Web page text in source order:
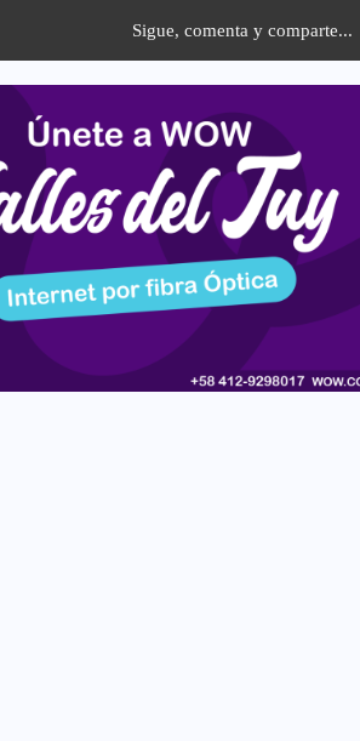
Sigue, comenta y comparte...